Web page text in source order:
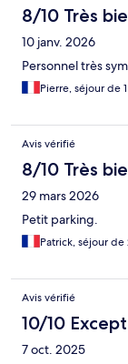
8/10 Très
10 janv. 2026
Personnel très
Pierre, séjour de
Avis vérifié
8/10 Très
29 mars 2026
Petit parking.
Patrick, séjour de
Avis vérifié
10/10
7 oct. 2025